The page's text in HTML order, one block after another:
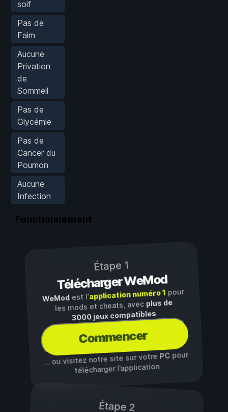
soif
Pas de
Faim
Aucune
Privation
de
Sommeil
Pas de
Glycémie
Pas de
Cancer du
Poumon
Aucune
Infection
Fonctionnement
Étape 1
Télécharger WeMod
WeModest l’application numéro 1pour
les mods et cheats, avec plus de
3000 jeux compatibles
Commencer
… ou visitez notre site sur votre PCpour
télécharger l’application
Étape 2